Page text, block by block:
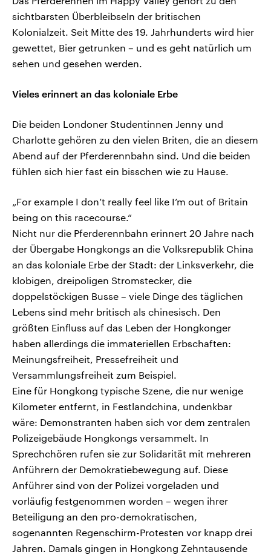
sichtbarsten Überbleibseln der britischen
Kolonialzeit. Seit Mitte des 19. Jahrhunderts wird hier
gewettet, Bier getrunken – und es geht natürlich um
sehen und gesehen werden.
Vieles erinnert an das koloniale Erbe
Die beiden Londoner Studentinnen Jenny und
Charlotte gehören zu den vielen Briten, die an diesem
Abend auf der Pferderennbahn sind. Und die beiden
fühlen sich hier fast ein bisschen wie zu Hause.
„For example I don’t really feel like I’m out of Britain
being on this racecourse.“
Nicht nur die Pferderennbahn erinnert 20 Jahre nach
der Übergabe Hongkongs an die Volksrepublik China
an das koloniale Erbe der Stadt: der Linksverkehr, die
klobigen, dreipoligen Stromstecker, die
doppelstöckigen Busse – viele Dinge des täglichen
Lebens sind mehr britisch als chinesisch. Den
größten Einfluss auf das Leben der Hongkonger
haben allerdings die immateriellen Erbschaften:
Meinungsfreiheit, Pressefreiheit und
Versammlungsfreiheit zum Beispiel.
Eine für Hongkong typische Szene, die nur wenige
Kilometer entfernt, in Festlandchina, undenkbar
wäre: Demonstranten haben sich vor dem zentralen
Polizeigebäude Hongkongs versammelt. In
Sprechchören rufen sie zur Solidarität mit mehreren
Anführern der Demokratiebewegung auf. Diese
Anführer sind von der Polizei vorgeladen und
vorläufig festgenommen worden – wegen ihrer
Beteiligung an den pro-demokratischen,
sogenannten Regenschirm-Protesten vor knapp drei
Jahren. Damals gingen in Hongkong Zehntausende